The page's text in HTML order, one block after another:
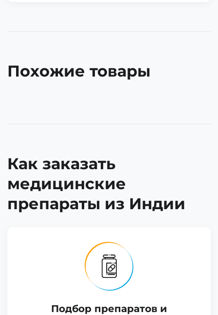
Похожие товары
Как заказать
медицинские
препараты из Индии
Подбор препаратов и